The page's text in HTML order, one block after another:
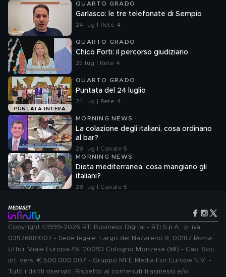
QUARTO GRADO
Garlasco: le tre telefonate di Sempio
24 lug | Rete 4
QUARTO GRADO
Chico Forti: il percorso giudiziario
25 lug | Rete 4
PUNTATA INTERA
QUARTO GRADO
Puntata del 24 luglio
24 lug | Rete 4
MORNING NEWS
La colazione degli italiani, cosa ordinano
al bar?
28 lug | Canale 5
MORNING NEWS
Dieta mediterranea, cosa mangiano gli
italiani?
28 lug | Canale 5
Copyright ©1999-2026 RTI Business Digital - RTI S.p.A.: p. iva
03976881007 - Sede legale: Largo del Nazareno 8, 00187 Roma.
Uffici: Viale Europa 46, 20093 Cologno Monzese (MI) - Cap. Soc.
int. vers. € 500.000.007 - Gruppo MFE Media For Europe N.V. -
Tutti i diritti riservati. Rispetto ai contenuti trasmessi e/o